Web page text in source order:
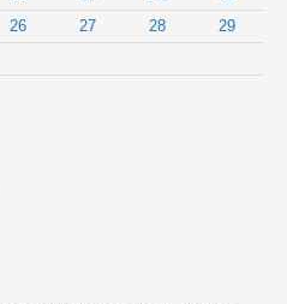
26 27 28
29